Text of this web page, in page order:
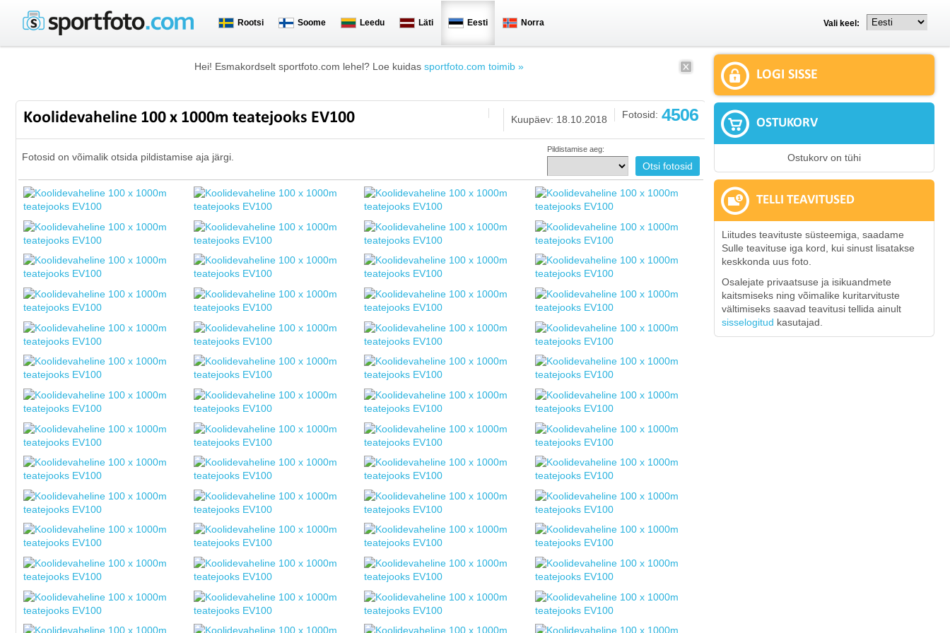
Rootsi Soome Leedu Läti Eesti Norra Vali keel:
Hei! Esmakordselt sportfoto.com lehel? Loe kuidas sportfoto.com toimib »
Koolidevaheline 100 x 1000m teatejooks EV100 Fotosid: 4506
Kuupäev: 18.10.2018
Fotosid on võimalik otsida pildistamise aja järgi.
Pildistamise aeg:
LOGI SISSE
OSTUKORV
Ostukorv on tühi
TELLI TEAVITUSED
Liitudes teavituste süsteemiga, saadame
Sulle teavituse iga kord, kui sinust lisatakse
keskkonda uus foto.
Osalejate privaatsuse ja isikuandmete
kaitsmiseks ning võimalike kuritarvituste
vältimiseks saavad teavitusi tellida ainult
sisselogitud kasutajad.